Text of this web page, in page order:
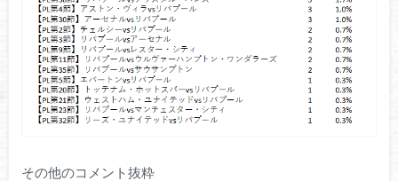
その他のコメント抜粋